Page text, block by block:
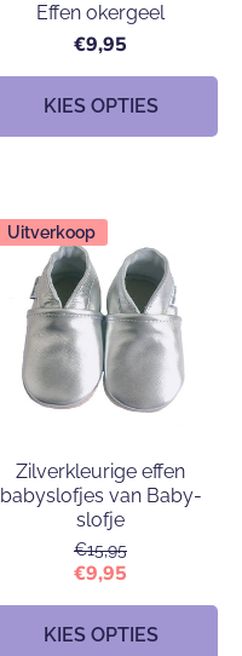
Effen okergeel
€9,95
KIES OPTIES
Uitverkoop
Zilverkleurige effen
babyslofjes van Baby-
slofje
€15,95
€9,95
KIES OPTIES